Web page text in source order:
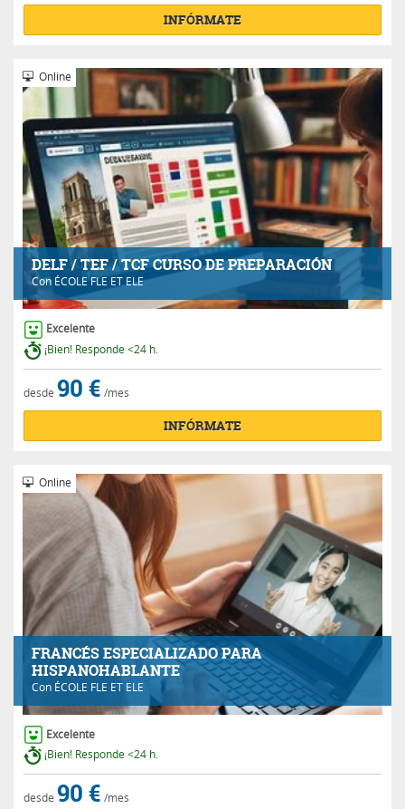
INFÓRMATE
DELF / TEF / TCF CURSO DE PREPARACIÓN
Con ÉCOLE FLE ET ELE
Online
Excelente
¡Bien! Responde <24 h.
desde 90 € /mes
INFÓRMATE
FRANCÉS ESPECIALIZADO PARA
HISPANOHABLANTE
Con ÉCOLE FLE ET ELE
Online
Excelente
¡Bien! Responde <24 h.
desde 90 € /mes